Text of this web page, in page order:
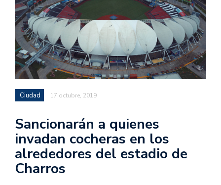
Ciudad 17 octubre, 2019
Sancionarán a quienes
invadan cocheras en los
alrededores del estadio de
Charros